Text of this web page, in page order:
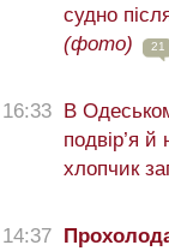
судно
(фото)
21
16:33 В
подвір’я
хлопчик
14:37